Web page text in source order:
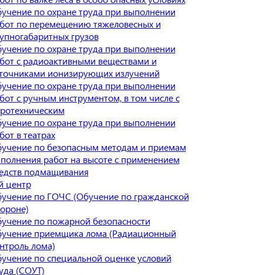
по охране труда при выполнении
по перемещению тяжеловесных и
грузов
по охране труда при выполнении
с радиоактивными веществами и
ионизирующих излучений
по охране труда при выполнении
с ручным инструментом, в том числе с
по охране труда при выполнении
в театрах
по безопасным методам и приемам
работ на высоте с применением
подмащивания
центр
по ГОЧС (Обучение по гражданской
по пожарной безопасности
приемщика лома (Радиационный
лома)
по специальной оценке условий
(СОУТ)